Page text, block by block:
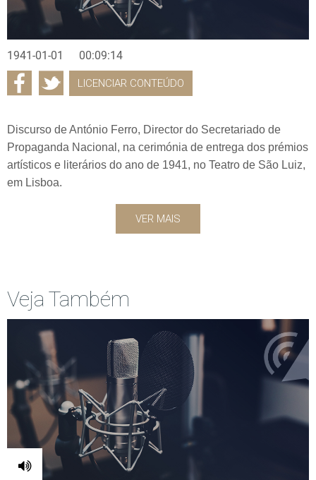
1941-01-01 00:09:14
LICENCIAR CONTEÚDO
Discurso de António Ferro, Director do Secretariado de
Propaganda Nacional, na cerimónia de entrega dos prémios
artísticos e literários do ano de 1941, no Teatro de São Luiz,
em Lisboa.
VER MAIS
Veja Também